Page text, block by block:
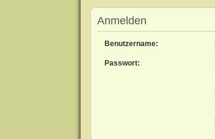
Anmelden
Benutzername:
Passwort: